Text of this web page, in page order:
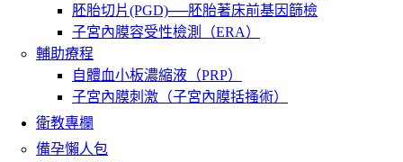
胚胎切片(PGD)──胚胎著床前基因篩檢
子宮內膜容受性檢測（ERA）
輔助療程
自體血小板濃縮液（PRP）
子宮內膜刺激（子宮內膜括搔術）
衛教專欄
備孕懶人包